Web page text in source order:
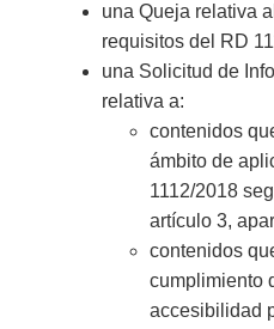
una Queja relativa
requisitos del RD
una Solicitud de
relativa a:
contenidos
ámbito de
1112/2018
artículo 3,
contenidos
cumplimiento
accesibilidad